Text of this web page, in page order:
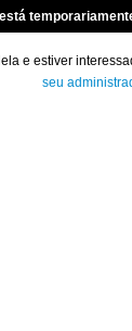
e estiver
seu